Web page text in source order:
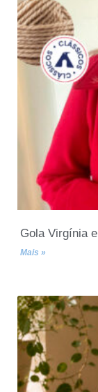
Gola Virgínia
Mais »